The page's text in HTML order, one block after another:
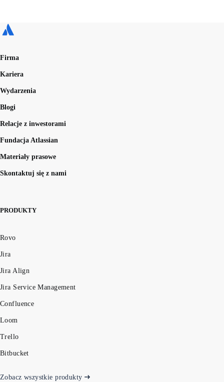
Firma
Kariera
Wydarzenia
Blogi
Relacje z inwestorami
Fundacja Atlassian
Materiały prasowe
Skontaktuj się z nami
PRODUKTY
Rovo
Jira
Jira Align
Jira Service Management
Confluence
Loom
Trello
Bitbucket
Zobacz wszystkie produkty